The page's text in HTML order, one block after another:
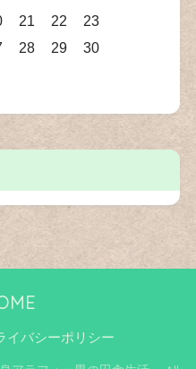
21 22
23
28 29
30
イバシーポリシー